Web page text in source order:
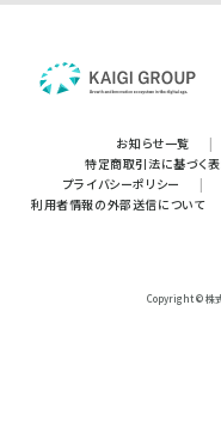
お知らせ一覧 |
特定商取引法に基づく
プライバシーポリシー
|
利用者情報の外部送信について
Copyright © 株